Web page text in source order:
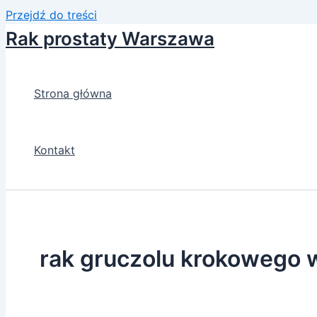
Przejdź do treści
Rak prostaty Warszawa
Strona główna
Kontakt
rak gruczolu krokowego